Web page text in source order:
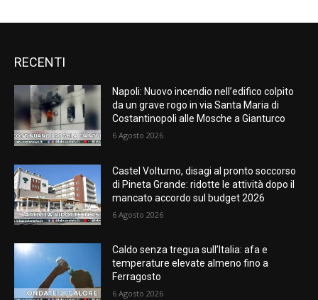
RECENTI
Napoli: Nuovo incendio nell’edifico colpito
da un grave rogo in via Santa Maria di
Costantinopoli alle Mosche a Gianturco
6 Agosto 2026
Castel Volturno, disagi al pronto soccorso
di Pineta Grande: ridotte le attività dopo il
mancato accordo sul budget 2026
6 Agosto 2026
Caldo senza tregua sull’Italia: afa e
temperature elevate almeno fino a
Ferragosto
6 Agosto 2026